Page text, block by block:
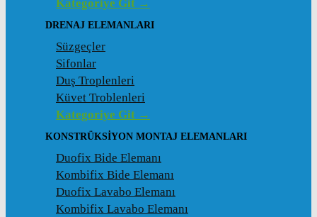
Kategoriye Git →
DRENAJ ELEMANLARI
Süzgeçler
Sifonlar
Duş Troplenleri
Küvet Troblenleri
Kategoriye Git →
KONSTRÜKSIYON MONTAJ ELEMANLARI
Duofix Bide Elemanı
Kombifix Bide Elemanı
Duofix Lavabo Elemanı
Kombifix Lavabo Elemanı